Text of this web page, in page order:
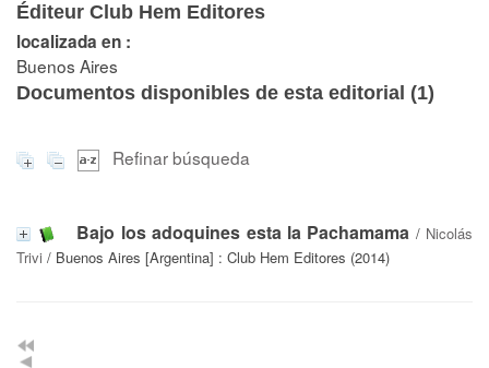
Éditeur Club Hem Editores
localizada en :
Buenos Aires
Documentos disponibles de esta editorial (1)
Refinar búsqueda
Bajo los adoquines esta la Pachamama / Nicolás
Trivi / Buenos Aires [Argentina] : Club Hem Editores (2014)